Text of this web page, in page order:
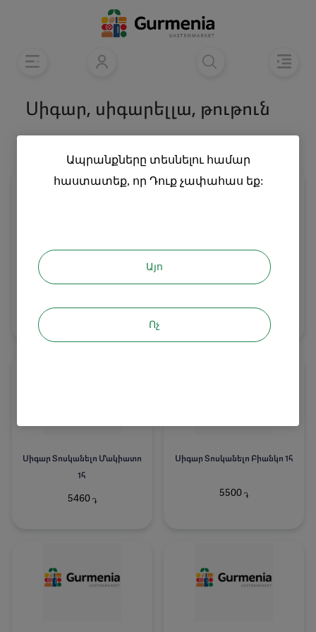
Սիգար, սիգարելլա, թութուն
Սիգար Բոհեմ կավանա
Սիգար Տոսկանելո Ռոսո
Սիգար Տոսկանելո Մակիատո
1հ
5460 ֏
Սիգար Տոսկանելո Բիանկո 1հ
5500 ֏
Ապրանքները տեսնելու համար
հաստատեք, որ Դուք չափահաս եք:
Այո
Ոչ